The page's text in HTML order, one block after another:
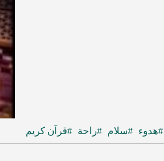
#هدوء #سلام #راحة #قرآن كريم